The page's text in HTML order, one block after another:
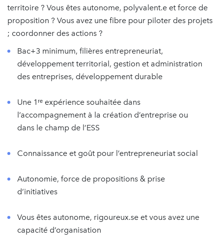
territoire ? Vous êtes autonome, polyvalent.e et force de
proposition ? Vous avez une fibre pour piloter des projets
; coordonner des actions ?
Bac+3 minimum, filières entrepreneuriat,
développement territorial, gestion et administration
des entreprises, développement durable
Une 1ʳᵉ expérience souhaitée dans
l’accompagnement à la création d’entreprise ou
dans le champ de l’ESS
Connaissance et goût pour l’entrepreneuriat social
Autonomie, force de propositions & prise
d’initiatives
Vous êtes autonome, rigoureux.se et vous avez une
capacité d’organisation